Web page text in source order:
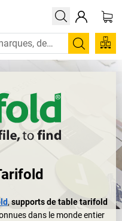
,supports de table tarifold
dans le monde entier